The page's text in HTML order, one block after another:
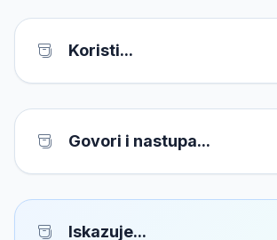
Koristi...
Govori i nastupa...
Iskazuje...